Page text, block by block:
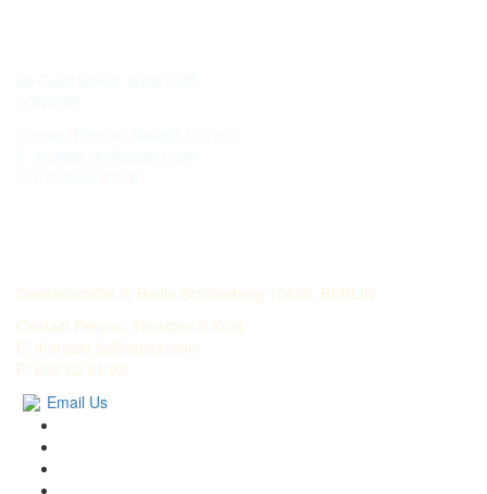
Genslerstraße 9, Berlin Schöneberg 10829, BERLIN
Contact Person: Thorsten S Kohl
E: thorsten.bl@capital.com
P: 030 62 91 92
Email Us